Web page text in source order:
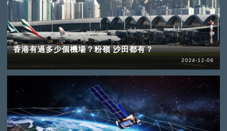
香港有過多少個機場？粉嶺 沙田都有？
2024-12-06